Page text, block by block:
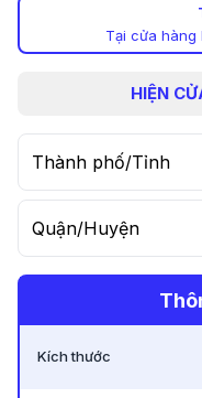
Tại cửa hàng
HIỆN
Thành phố/Tỉnh
Quận/Huyện
Kích thước